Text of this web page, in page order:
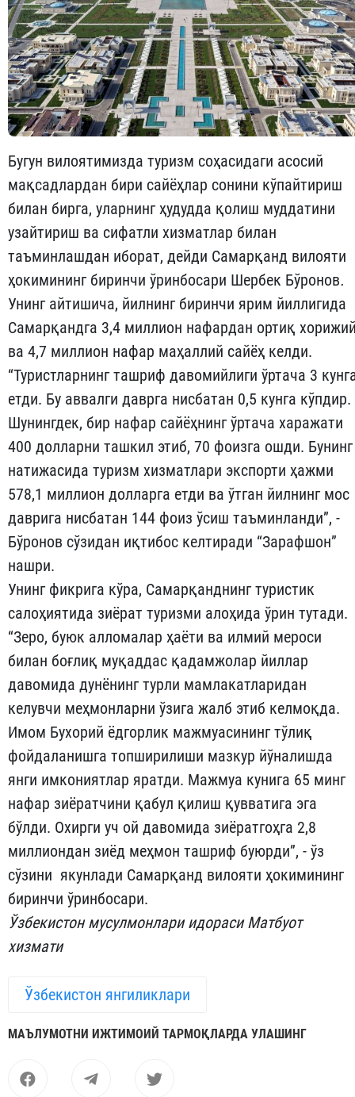
Бугун вилоятимизда туризм соҳасидаги асосий
мақсадлардан бири сайёҳлар сонини кўпайтириш
билан бирга, уларнинг ҳудудда қолиш муддатини
узайтириш ва сифатли хизматлар билан
таъминлашдан иборат, дейди Самарқанд вилояти
ҳокимининг биринчи ўринбосари Шербек Бўронов.
Унинг айтишича, йилнинг биринчи ярим йиллигида
Самарқандга 3,4 миллион нафардан ортиқ
ва 4,7 миллион нафар маҳаллий сайёҳ келди.
“Туристларнинг ташриф давомийлиги ўртача 3
етди. Бу аввалги даврга нисбатан 0,5 кунга кўпдир.
Шунингдек, бир нафар сайёҳнинг ўртача харажати
400 долларни ташкил этиб, 70 фоизга ошди. Бунинг
натижасида туризм хизматлари экспорти ҳажми
578,1 миллион долларга етди ва ўтган йилнинг мос
даврига нисбатан 144 фоиз ўсиш таъминланди”, -
Бўронов сўзидан иқтибос келтиради “Зарафшон”
нашри.
Унинг фикрига кўра, Самарқанднинг туристик
салоҳиятида зиёрат туризми алоҳида ўрин тутади.
“Зеро, буюк алломалар ҳаёти ва илмий мероси
билан боғлиқ муқаддас қадамжолар йиллар
давомида дунёнинг турли мамлакатларидан
келувчи меҳмонларни ўзига жалб этиб келмоқда.
Имом Бухорий ёдгорлик мажмуасининг тўлиқ
фойдаланишга топширилиши мазкур йўналишда
янги имкониятлар яратди. Мажмуа кунига 65 минг
нафар зиёратчини қабул қилиш қувватига эга
бўлди. Охирги уч ой давомида зиёратгоҳга 2,8
миллиондан зиёд меҳмон ташриф буюрди”, - ўз
сўзини якунлади Самарқанд вилояти ҳокимининг
биринчи ўринбосари.
Ўзбекистон мусулмонлари идораси Матбуот
хизмати
Ўзбекистон янгиликлари
МАЪЛУМОТНИ ИЖТИМОИЙ ТАРМОҚЛАРДА УЛАШИНГ